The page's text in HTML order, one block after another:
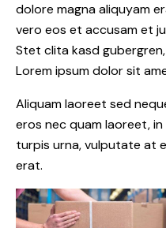
dolore magna aliquyam
vero eos et accusam et
Stet clita kasd
Lorem ipsum dolor sit
Aliquam laoreet sed
eros nec quam laoreet,
turpis urna, vulputate at
erat.